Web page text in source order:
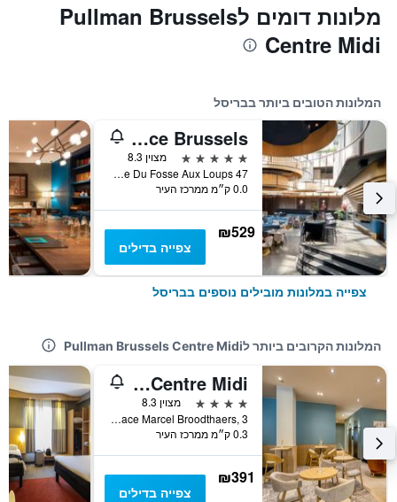
מלונות דומים לPullman Brussels
Centre Midi
המלונות הטובים ביותר בבריסל
Radisson Collection Grand Place Brussels
5 כוכבים
מצוין 8.3
47 Rue Du Fosse Aux Loups, בריסל, בלגיה
0.0 ק״מ ממרכז העיר
₪529
צפייה בדילים
צפייה במלונות מובילים נוספים בבריסל
המלונות הקרובים ביותר לPullman Brussels Centre Midi
Radisson Hotel Brussels Centre Midi
4 כוכבים
מצוין 8.3
Place Marcel Broodthaers, 3, בריסל, בלגיה
0.3 ק״מ ממרכז העיר
₪391
צפייה בדילים